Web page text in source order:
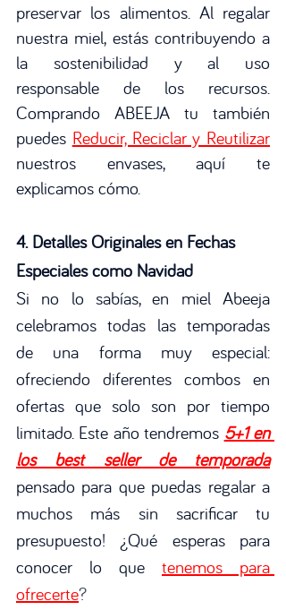
preservar los alimentos. Al regalar
nuestra miel, estás contribuyendo a
la sostenibilidad y al uso
responsable de los recursos.
Comprando ABEEJA tu también
puedes Reducir, Reciclar y Reutilizar
nuestros envases, aquí te
explicamos cómo.
4. Detalles Originales en Fechas
Especiales como Navidad
Si no lo sabías, en miel Abeeja
celebramos todas las temporadas
de una forma muy especial:
ofreciendo diferentes combos en
ofertas que solo son por tiempo
limitado. Este año tendremos 5+1 en
los best seller de temporada
pensado para que puedas regalar a
muchos más sin sacrificar tu
presupuesto! ¿Qué esperas para
conocer lo que tenemos para
ofrecerte?